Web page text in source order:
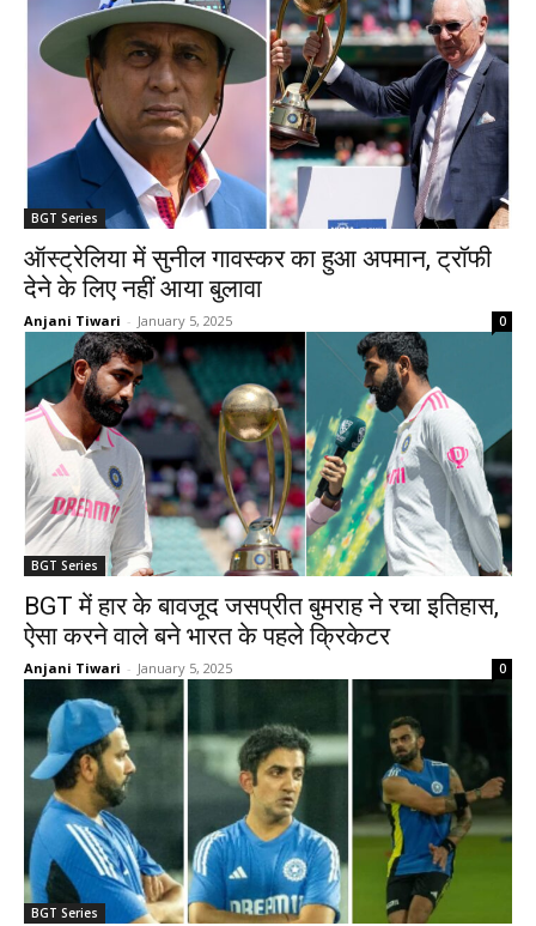
BGT Series
ऑस्ट्रेलिया में सुनील गावस्कर का हुआ अपमान, ट्रॉफी
देने के लिए नहीं आया बुलावा
Anjani Tiwari - January 5, 2025 0
BGT Series
BGT में हार के बावजूद जसप्रीत बुमराह ने रचा इतिहास,
ऐसा करने वाले बने भारत के पहले क्रिकेटर
Anjani Tiwari - January 5, 2025 0
BGT Series